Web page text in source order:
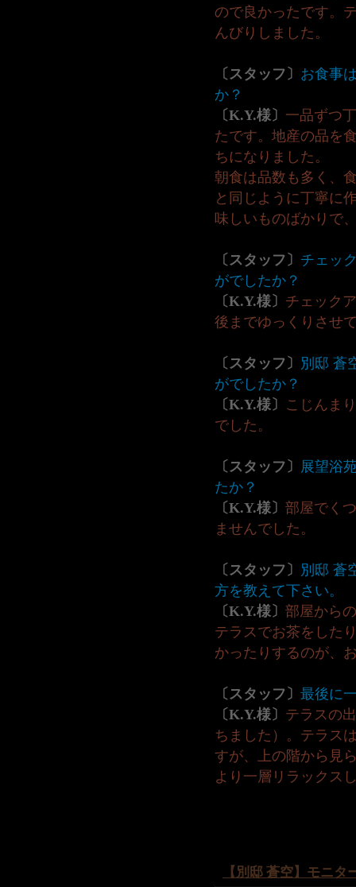
ので良かったです。
んびりしました。
〔スタッフ〕 お食事
か？
〔K.Y.様〕 一品ずつ
たです。地産の品を
ちになりました。
朝食は品数も多く、
と同じように丁寧に
味しいものばかりで
〔スタッフ〕 チェッ
がでしたか？
〔K.Y.様〕 チェック
後までゆっくりさせ
〔スタッフ〕 別邸 蒼
がでしたか？
〔K.Y.様〕 こじんま
でした。
〔スタッフ〕 展望浴
たか？
〔K.Y.様〕 部屋でく
ませんでした。
〔スタッフ〕 別邸 蒼
方を教えて下さい。
〔K.Y.様〕 部屋から
テラスでお茶をした
かったりするのが、
〔スタッフ〕 最後に
〔K.Y.様〕 テラスの
ちました）。テラス
すが、上の階から見
より一層リラックス
【別邸 蒼空】モニタ